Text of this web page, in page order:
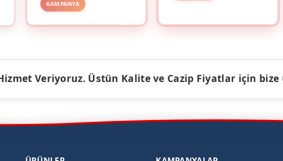
KAMPANYA
Veriyoruz. Üstün Kalite ve Cazip Fiyatlar için bize